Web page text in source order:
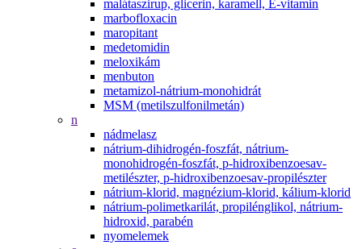
malátaszirup, glicerin, karamell, E-vitamin
marbofloxacin
maropitant
medetomidin
meloxikám
menbuton
metamizol-nátrium-monohidrát
MSM (metilszulfonilmetán)
n
nádmelasz
nátrium-dihidrogén-foszfát, nátrium-
monohidrogén-foszfát, p-hidroxibenzoesav-
metilészter, p-hidroxibenzoesav-propilészter
nátrium-klorid, magnézium-klorid, kálium-klorid
nátrium-polimetkarilát, propilénglikol, nátrium-
hidroxid, parabén
nyomelemek